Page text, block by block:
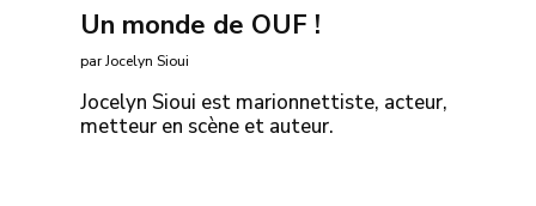
Un monde de OUF !
par Jocelyn Sioui
Jocelyn Sioui est marionnettiste, acteur,
metteur en scène et auteur.